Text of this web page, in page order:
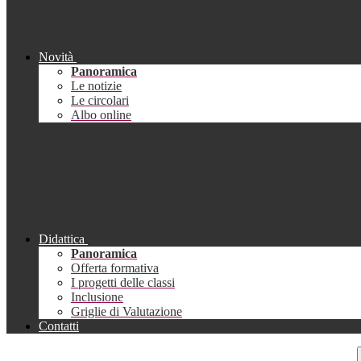
Novità
Panoramica
Le notizie
Le circolari
Albo online
Didattica
Panoramica
Offerta formativa
I progetti delle classi
Inclusione
Griglie di Valutazione
Contatti